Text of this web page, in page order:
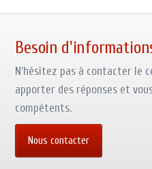
Besoin
N'hésitez pas à contacter le
apporter des réponses et
compétents.
Nous contacter